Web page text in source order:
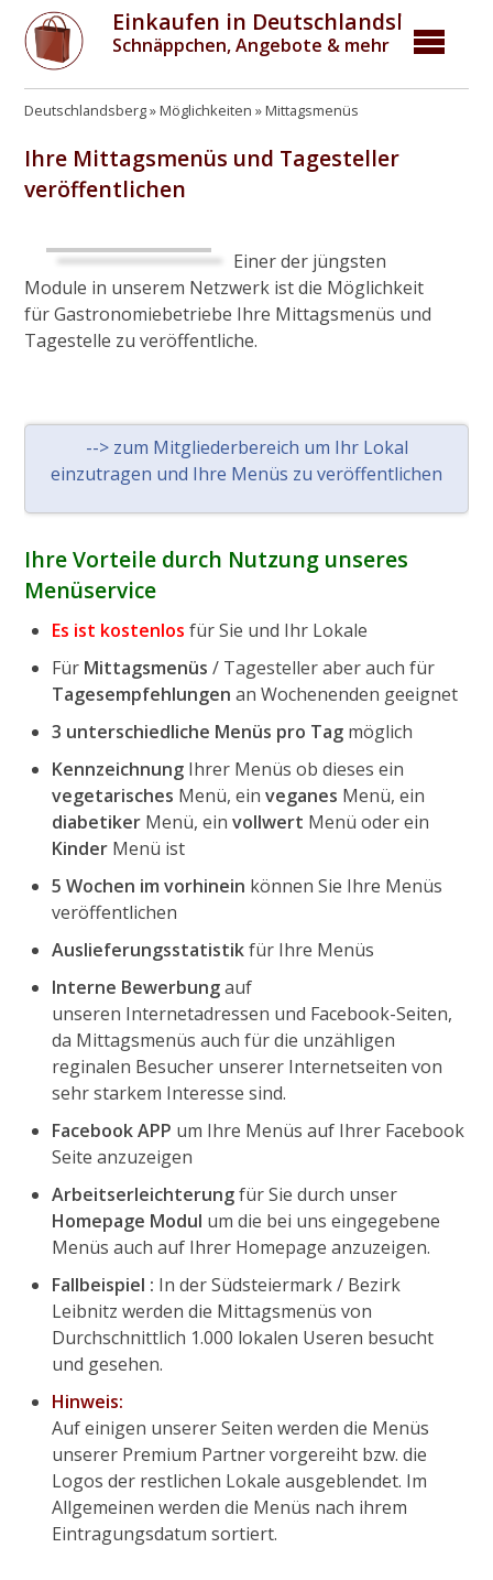
Einkaufen in Deutschlandsberg
Schnäppchen, Angebote & mehr
Deutschlandsberg Möglichkeiten Mittagsmenüs
Ihre Mittagsmenüs und Tagesteller
veröffentlichen
Einer der jüngsten
Module in unserem Netzwerk ist die Möglichkeit
für Gastronomiebetriebe Ihre Mittagsmenüs und
Tagestelle zu veröffentliche.
--> zum Mitgliederbereich um Ihr Lokal
einzutragen und Ihre Menüs zu veröffentlichen
Ihre Vorteile durch Nutzung unseres
Menüservice
Es ist kostenlos für Sie und Ihr Lokale
Für Mittagsmenüs / Tagesteller aber auch für
Tagesempfehlungen an Wochenenden geeignet
3 unterschiedliche Menüs pro Tag möglich
Kennzeichnung Ihrer Menüs ob dieses ein
vegetarisches Menü, einveganes Menü, ein
diabetiker Menü, einvollwert Menü oder ein
Kinder Menü ist
5 Wochen im vorhinein können Sie Ihre Menüs
veröffentlichen
Auslieferungsstatistikfür Ihre Menüs
Interne Bewerbungauf
unseren Internetadressen und Facebook-Seiten,
da Mittagsmenüs auch für die unzähligen
reginalen Besucher unserer Internetseiten von
sehr starkem Interesse sind.
Facebook APP um Ihre Menüs auf Ihrer Facebook
Seite anzuzeigen
Arbeitserleichterungfür Sie durch unser
Homepage Modul um die bei uns eingegebene
Menüs auch auf Ihrer Homepage anzuzeigen.
Fallbeispiel : In der Südsteiermark / Bezirk
Leibnitz werden die Mittagsmenüs von
Durchschnittlich 1.000 lokalen Useren besucht
und gesehen.
Hinweis:
Auf einigen unserer Seiten werden die Menüs
unserer Premium Partner vorgereiht bzw. die
Logos der restlichen Lokale ausgeblendet. Im
Allgemeinen werden die Menüs nach ihrem
Eintragungsdatum sortiert.